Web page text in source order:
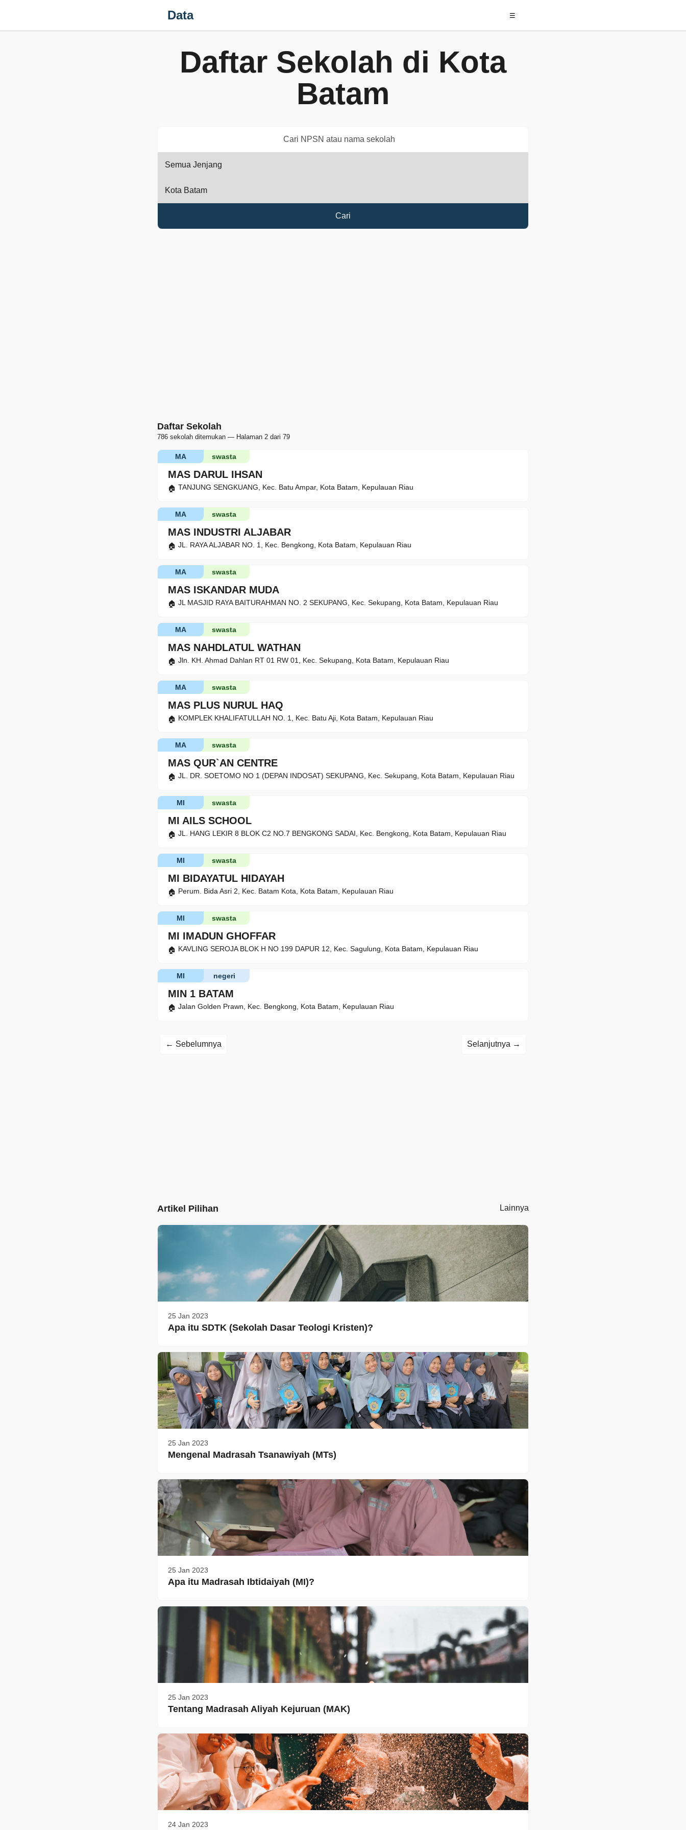
Data ☰
Daftar Sekolah di Kota
Batam
Cari
Daftar Sekolah
786 sekolah ditemukan — Halaman 2 dari 79
MAS DARUL IHSAN
swasta
MA
TANJUNG SENGKUANG, Kec. Batu Ampar, Kota Batam, Kepulauan Riau
MAS INDUSTRI ALJABAR
swasta
MA
JL. RAYA ALJABAR NO. 1, Kec. Bengkong, Kota Batam, Kepulauan Riau
MAS ISKANDAR MUDA
swasta
MA
JL MASJID RAYA BAITURAHMAN NO. 2 SEKUPANG, Kec. Sekupang, Kota Batam, Kepulauan Riau
MAS NAHDLATUL WATHAN
swasta
MA
Jln. KH. Ahmad Dahlan RT 01 RW 01, Kec. Sekupang, Kota Batam, Kepulauan Riau
MAS PLUS NURUL HAQ
swasta
MA
KOMPLEK KHALIFATULLAH NO. 1, Kec. Batu Aji, Kota Batam, Kepulauan Riau
MAS QUR`AN CENTRE
swasta
MA
JL. DR. SOETOMO NO 1 (DEPAN INDOSAT) SEKUPANG, Kec. Sekupang, Kota Batam, Kepulauan Riau
MI AILS SCHOOL
swasta
MI
JL. HANG LEKIR 8 BLOK C2 NO.7 BENGKONG SADAI, Kec. Bengkong, Kota Batam, Kepulauan Riau
MI BIDAYATUL HIDAYAH
swasta
MI
Perum. Bida Asri 2, Kec. Batam Kota, Kota Batam, Kepulauan Riau
MI IMADUN GHOFFAR
swasta
MI
KAVLING SEROJA BLOK H NO 199 DAPUR 12, Kec. Sagulung, Kota Batam, Kepulauan Riau
MIN 1 BATAM
negeri
MI
Jalan Golden Prawn, Kec. Bengkong, Kota Batam, Kepulauan Riau
← Sebelumnya Selanjutnya →
Artikel Pilihan Lainnya
25 Jan 2023
Apa itu SDTK (Sekolah Dasar Teologi Kristen)?
25 Jan 2023
Mengenal Madrasah Tsanawiyah (MTs)
25 Jan 2023
Apa itu Madrasah Ibtidaiyah (MI)?
25 Jan 2023
Tentang Madrasah Aliyah Kejuruan (MAK)
24 Jan 2023